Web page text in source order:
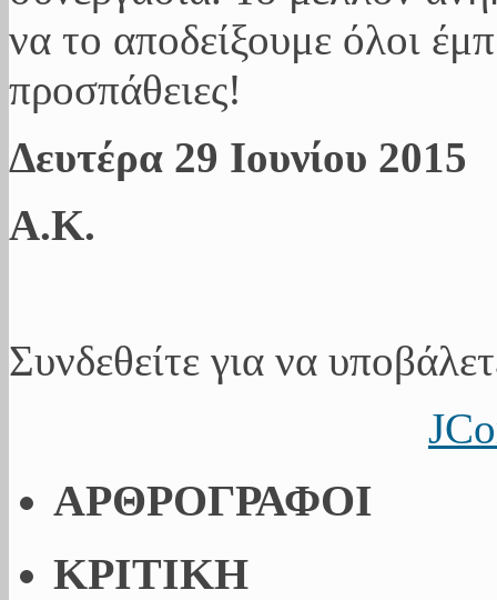
να το αποδείξουμε όλοι
προσπάθειες!
Δευτέρα 29 Ιουνίου 2015
Α.Κ.
Συνδεθείτε για να
ΑΡΘΡΟΓΡΑΦΟΙ
ΚΡΙΤΙΚΗ